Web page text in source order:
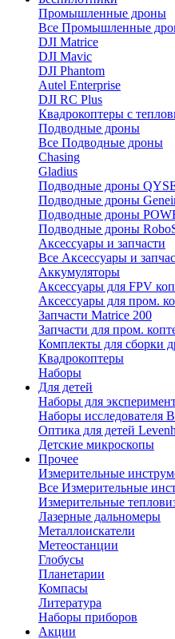
Промышленные дроны
Все Промышленные
DJI Matrice
DJI Mavic
DJI Phantom
Autel Enterprise
DJI RC Plus
Квадрокоптеры с
Подводные дроны
Все Подводные дроны
Chasing
Gladius
Подводные дроны
Подводные дроны
Подводные дроны
Подводные дроны
Аксессуары и запчасти
Все Аксессуары и
Аккумуляторы
Аксессуары для FPV
Аксессуары для пром.
Запчасти Matrice 200
Запчасти для пром.
Комплекты для сборки
Квадрокоптеры
Наборы
Для детей
Наборы для
Наборы исследователя
Оптика для детей
Детские микроскопы
Прочее
Измерительные
Все Измерительные
Измерительные
Лазерные дальномеры
Металлоискатели
Метеостанции
Глобусы
Планетарии
Компасы
Литература
Наборы приборов
Акции